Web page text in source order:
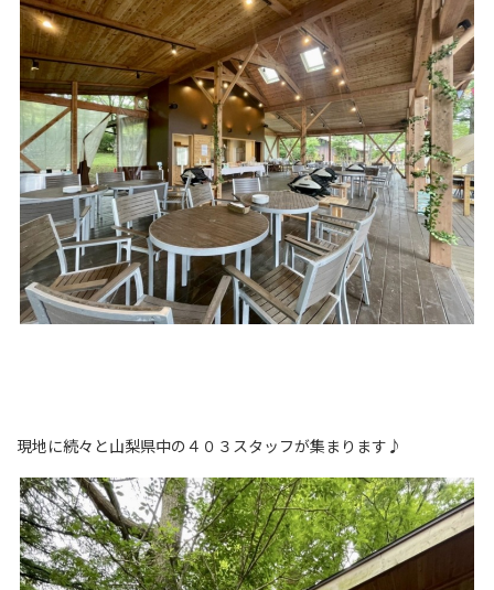
現地に続々と山梨県中の４０３スタッフが集まります♪